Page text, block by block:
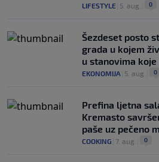
LIFESTYLE 5. aug. 0
Šezdeset posto
grada u kojem
u stanovima
EKONOMIJA 5. aug. 0
Prefina ljetna
Kremasto
paše uz pečeno
COOKING 7. aug. 0